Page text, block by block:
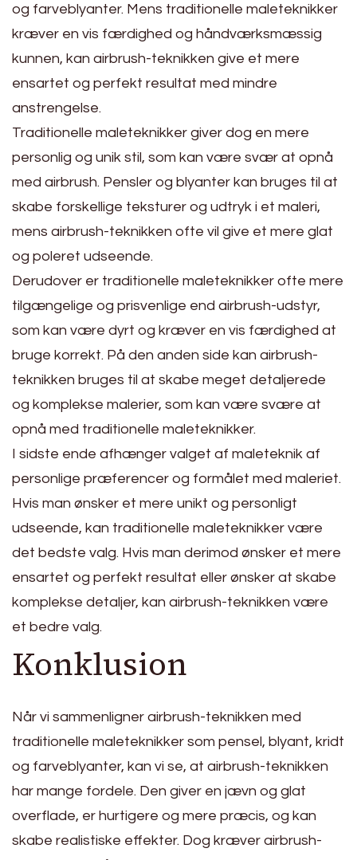
og farveblyanter. Mens traditionelle maleteknikker
kræver en vis færdighed og håndværksmæssig
kunnen, kan airbrush-teknikken give et mere
ensartet og perfekt resultat med mindre
anstrengelse.
Traditionelle maleteknikker giver dog en mere
personlig og unik stil, som kan være svær at opnå
med airbrush. Pensler og blyanter kan bruges til at
skabe forskellige teksturer og udtryk i et maleri,
mens airbrush-teknikken ofte vil give et mere glat
og poleret udseende.
Derudover er traditionelle maleteknikker ofte mere
tilgængelige og prisvenlige end airbrush-udstyr,
som kan være dyrt og kræver en vis færdighed at
bruge korrekt. På den anden side kan airbrush-
teknikken bruges til at skabe meget detaljerede
og komplekse malerier, som kan være svære at
opnå med traditionelle maleteknikker.
I sidste ende afhænger valget af maleteknik af
personlige præferencer og formålet med maleriet.
Hvis man ønsker et mere unikt og personligt
udseende, kan traditionelle maleteknikker være
det bedste valg. Hvis man derimod ønsker et mere
ensartet og perfekt resultat eller ønsker at skabe
komplekse detaljer, kan airbrush-teknikken være
et bedre valg.
Konklusion
Når vi sammenligner airbrush-teknikken med
traditionelle maleteknikker som pensel, blyant, kridt
og farveblyanter, kan vi se, at airbrush-teknikken
har mange fordele. Den giver en jævn og glat
overflade, er hurtigere og mere præcis, og kan
skabe realistiske effekter. Dog kræver airbrush-